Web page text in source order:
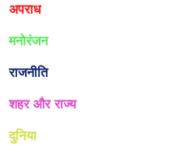
अपराध
मनोरंजन
राजनीति
शहर और राज्य
दुनिया